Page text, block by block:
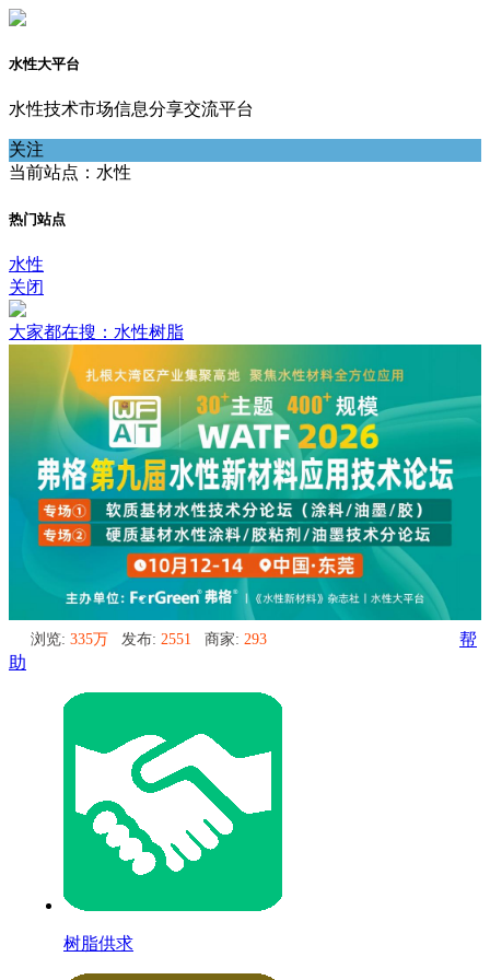
水性大平台
水性技术市场信息分享交流平台
关注
当前站点：水性
热门站点
水性
关闭
大家都在搜：水性树脂
浏览: 335万 发布: 2551 商家: 293
帮
助
树脂供求